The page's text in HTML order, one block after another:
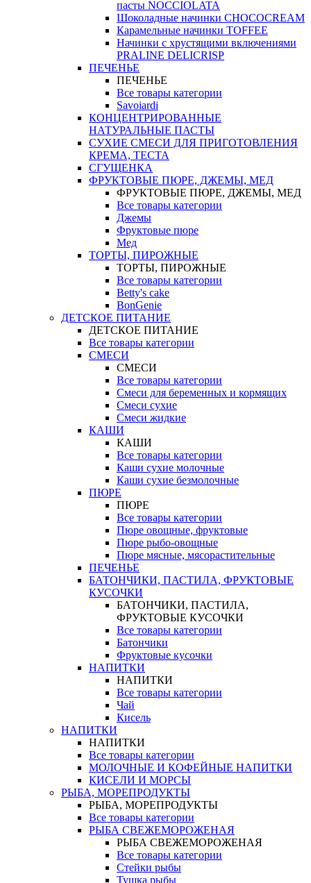
пасты NOCCIOLATA
Шоколадные начинки CHOCOCREAM
Карамельные начинки TOFFEE
Начинки с хрустящими включениями
PRALINE DELICRISP
ПЕЧЕНЬЕ
ПЕЧЕНЬЕ
Все товары категории
Savoiardi
КОНЦЕНТРИРОВАННЫЕ
НАТУРАЛЬНЫЕ ПАСТЫ
СУХИЕ СМЕСИ ДЛЯ ПРИГОТОВЛЕНИЯ
КРЕМА, ТЕСТА
СГУЩЕНКА
ФРУКТОВЫЕ ПЮРЕ, ДЖЕМЫ, МЕД
ФРУКТОВЫЕ ПЮРЕ, ДЖЕМЫ, МЕД
Все товары категории
Джемы
Фруктовые пюре
Мед
ТОРТЫ, ПИРОЖНЫЕ
ТОРТЫ, ПИРОЖНЫЕ
Все товары категории
Betty's cake
BonGenie
ДЕТСКОЕ ПИТАНИЕ
ДЕТСКОЕ ПИТАНИЕ
Все товары категории
СМЕСИ
СМЕСИ
Все товары категории
Смеси для беременных и кормящих
Смеси сухие
Смеси жидкие
КАШИ
КАШИ
Все товары категории
Каши сухие молочные
Каши сухие безмолочные
ПЮРЕ
ПЮРЕ
Все товары категории
Пюре овощные, фруктовые
Пюре рыбо-овощные
Пюре мясные, мясорастительные
ПЕЧЕНЬЕ
БАТОНЧИКИ, ПАСТИЛА, ФРУКТОВЫЕ
КУСОЧКИ
БАТОНЧИКИ, ПАСТИЛА,
ФРУКТОВЫЕ КУСОЧКИ
Все товары категории
Батончики
Фруктовые кусочки
НАПИТКИ
НАПИТКИ
Все товары категории
Чай
Кисель
НАПИТКИ
НАПИТКИ
Все товары категории
МОЛОЧНЫЕ И КОФЕЙНЫЕ НАПИТКИ
КИСЕЛИ И МОРСЫ
РЫБА, МОРЕПРОДУКТЫ
РЫБА, МОРЕПРОДУКТЫ
Все товары категории
РЫБА СВЕЖЕМОРОЖЕНАЯ
РЫБА СВЕЖЕМОРОЖЕНАЯ
Все товары категории
Стейки рыбы
Тушка рыбы